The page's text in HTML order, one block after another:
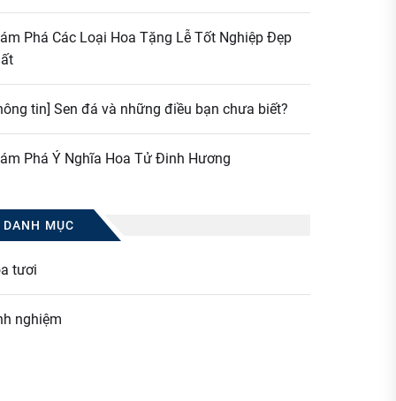
Phá Các Loại Hoa Tặng Lễ Tốt Nghiệp Đẹp
tin] Sen đá và những điều bạn chưa biết?
Phá Ý Nghĩa Hoa Tử Đinh Hương
DANH MỤC
tươi
nghiệm